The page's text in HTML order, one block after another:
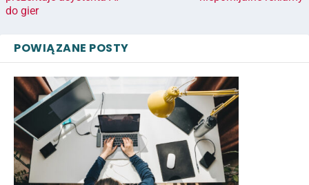
do gier
POWIĄZANE POSTY